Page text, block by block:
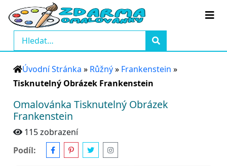
Úvodní Stránka » Růžný» Frankenstein »
Tisknutelný Obrázek Frankenstein
Omalovánka Tisknutelný Obrázek
Frankenstein
115 zobrazení
Podíl: